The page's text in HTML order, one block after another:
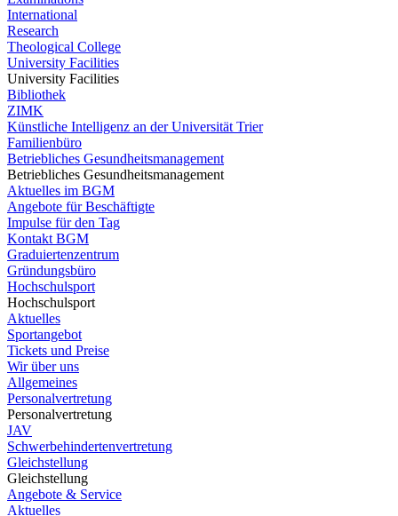
International
Research
Theological College
University Facilities
University Facilities
Bibliothek
ZIMK
Künstliche Intelligenz an der Universität Trier
Familienbüro
Betriebliches Gesundheitsmanagement
Betriebliches Gesundheitsmanagement
Aktuelles im BGM
Angebote für Beschäftigte
Impulse für den Tag
Kontakt BGM
Graduiertenzentrum
Gründungsbüro
Hochschulsport
Hochschulsport
Aktuelles
Sportangebot
Tickets und Preise
Wir über uns
Allgemeines
Personalvertretung
Personalvertretung
JAV
Schwerbehindertenvertretung
Gleichstellung
Gleichstellung
Angebote & Service
Aktuelles